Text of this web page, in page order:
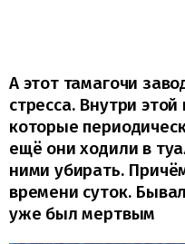
А этот тамагочи
стресса. Внутри
которые
ещё они ходили в
ними убирать.
времени суток.
уже был мертвым